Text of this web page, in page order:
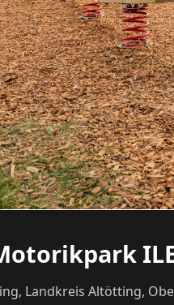
Landkreis Altötting,